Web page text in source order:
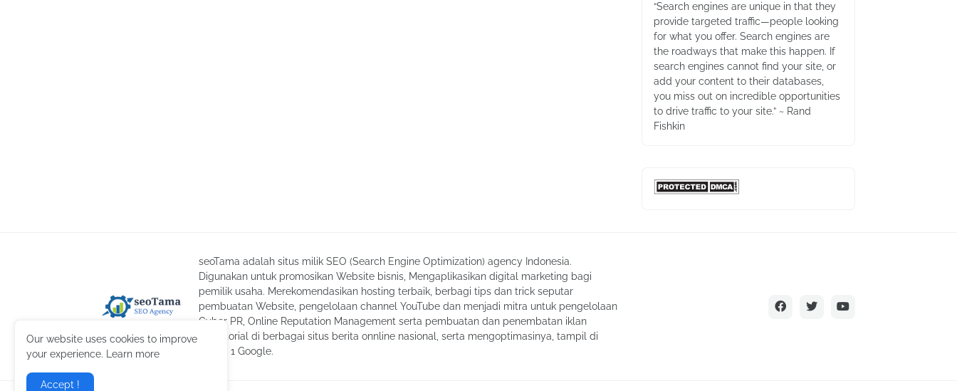
“Search engines are unique in that they
provide targeted traffic—people looking
for what you offer. Search engines are
the roadways that make this happen. If
search engines cannot find your site, or
add your content to their databases,
you miss out on incredible opportunities
to drive traffic to your site.” ~ Rand
Fishkin
seoTama adalah situs milik SEO (Search Engine Optimization) agency Indonesia.
Digunakan untuk promosikan Website bisnis, Mengaplikasikan digital marketing bagi
pemilik usaha. Merekomendasikan hosting terbaik, berbagi tips dan trick seputar
pembuatan Website, pengelolaan channel YouTube dan menjadi mitra untuk pengelolaan
Cyber PR, Online Reputation Management serta pembuatan dan penembatan iklan
advertorial di berbagai situs berita onnline nasional, serta mengoptimasinya, tampil di
laman 1 Google.
Our website uses cookies to improve
your experience. Learn more
Accept !